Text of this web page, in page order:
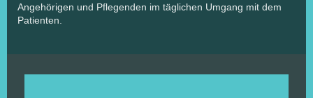
Angehörigen und Pflegenden im täglichen Umgang mit dem
Patienten.